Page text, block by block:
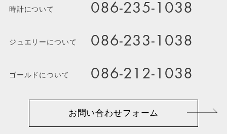
時計について 086-235-1038
ジュエリーについて 086-233-1038
ゴールドについて 086-212-1038
お問い合わせフォーム